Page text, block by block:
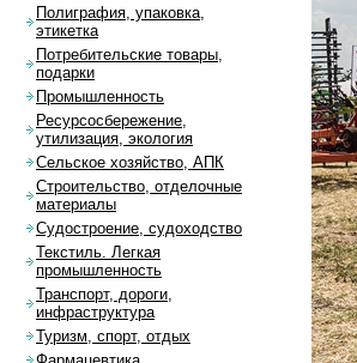
Полиграфия, упаковка,
этикетка
Потребительские товары,
подарки
Промышленность
Ресурсосбережение,
утилизация, экология
Сельское хозяйство, АПК
Строительство, отделочные
материалы
Судостроение, судоходство
Текстиль. Легкая
промышленность
Транспорт, дороги,
инфраструктура
Туризм, спорт, отдых